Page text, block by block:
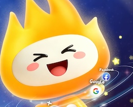
支持 反对 [0]